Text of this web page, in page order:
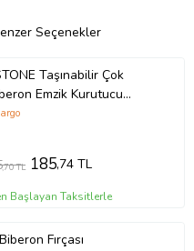
sürerken su şişenize tek
değil; bisiklet, scooter, koşu
sandalyelerle uyumlu olacak
farklı senaryolarında pratiklik
farklı kalınlıktaki boru ve
Seçenekler
Taşınabilir Çok
Emzik Kurutucu
Bebek Çocuk Sağlığı
,70 TL 185,74 TL
Başlayan Taksitlerle
-Biberon Fırçası